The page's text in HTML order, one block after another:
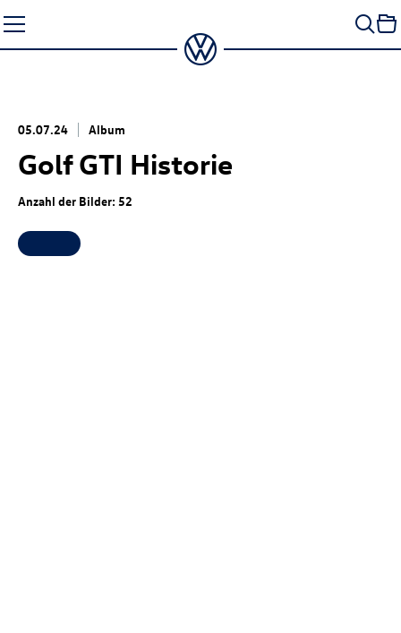
Seiteninhalt
springen
05.07.24 Album
Golf GTI Historie
Anzahl der Bilder: 52